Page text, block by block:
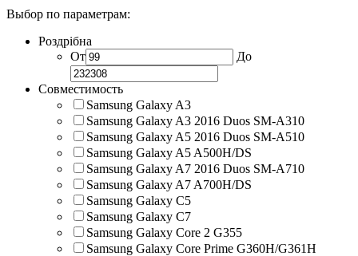
Выбор по параметрам:
Роздрібна
От
До
Совместимость
Samsung Galaxy A3
Samsung Galaxy A3 2016 Duos SM-A310
Samsung Galaxy A5 2016 Duos SM-A510
Samsung Galaxy A5 A500H/DS
Samsung Galaxy A7 2016 Duos SM-A710
Samsung Galaxy A7 A700H/DS
Samsung Galaxy C5
Samsung Galaxy C7
Samsung Galaxy Core 2 G355
Samsung Galaxy Core Prime G360H/G361H